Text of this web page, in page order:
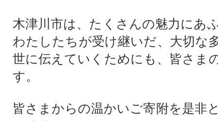
木津川市は、たくさんの魅力にあ
わたしたちが受け継いだ、大切な
世に伝えていくためにも、皆さま
す。
皆さまからの温かいご寄附を是非